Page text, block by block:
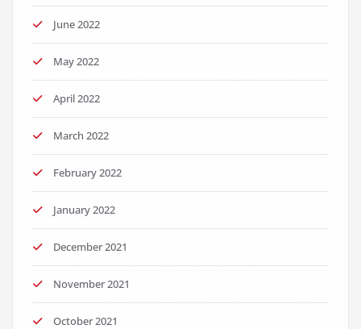
June 2022
May 2022
April 2022
March 2022
February 2022
January 2022
December 2021
November 2021
October 2021